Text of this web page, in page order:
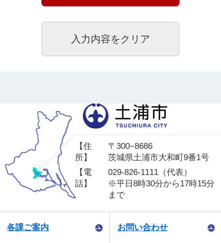
【住
所】
〒300−8686
茨城県土浦市大和町9番1号
【電
話】
029-826-1111（代表）
※平日8時30分から17時15分
まで
各課ご案内 お問い合わせ